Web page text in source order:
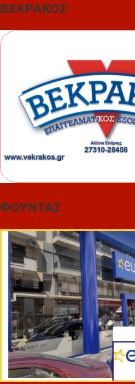
ΒΕΚΡΑΚΟΣ
ΦΟΥΝΤΑΣ